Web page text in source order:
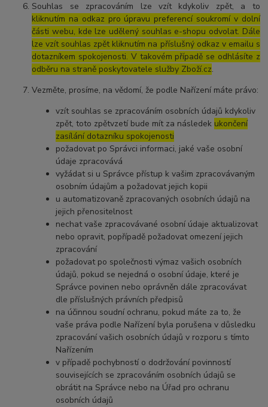
Souhlas se zpracováním lze vzít kdykoliv zpět, a to
kliknutím na odkaz pro úpravu preferencí soukromí v dolní
části webu, kde lze udělený souhlas e-shopu odvolat. Dále
lze vzít souhlas zpět kliknutím na příslušný odkaz v emailu s
dotazníkem spokojenosti. V takovém případě se odhlásíte z
odběru na straně poskytovatele služby Zboží.cz.
Vezměte, prosíme, na vědomí, že podle Nařízení máte právo:
vzít souhlas se zpracováním osobních údajů kdykoliv
zpět, toto zpětvzetí bude mít za následek ukončení
zasílání dotazníku spokojenosti
požadovat po Správci informaci, jaké vaše osobní
údaje zpracovává
vyžádat si u Správce přístup k vašim zpracovávaným
osobním údajům a požadovat jejich kopii
u automatizovaně zpracovaných osobních údajů na
jejich přenositelnost
nechat vaše zpracovávané osobní údaje aktualizovat
nebo opravit, popřípadě požadovat omezení jejich
zpracování
požadovat po společnosti výmaz vašich osobních
údajů, pokud se nejedná o osobní údaje, které je
Správce povinen nebo oprávněn dále zpracovávat
dle příslušných právních předpisů
na účinnou soudní ochranu, pokud máte za to, že
vaše práva podle Nařízení byla porušena v důsledku
zpracování vašich osobních údajů v rozporu s tímto
Nařízením
v případě pochybností o dodržování povinností
souvisejících se zpracováním osobních údajů se
obrátit na Správce nebo na Úřad pro ochranu
osobních údajů